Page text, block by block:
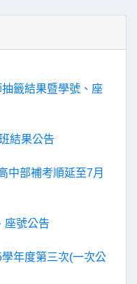
籤結果暨學號、座
結果公告
中部補考順延至7月
座號公告
年度第三次(一次公